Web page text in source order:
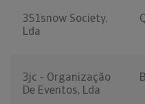
351snow Society,
Lda
3jc - Organização
De Eventos, Lda